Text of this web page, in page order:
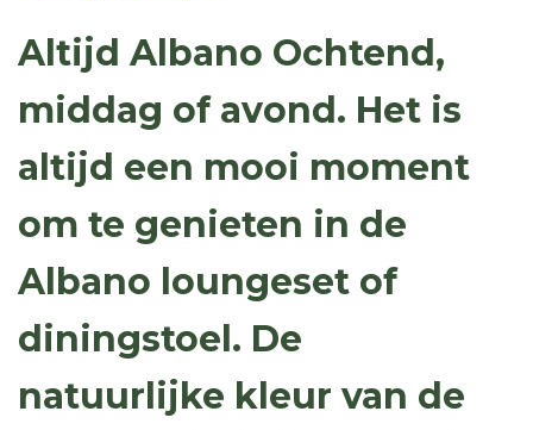
Altijd Albano Ochtend,
middag of avond. Het is
altijd een mooi moment
om te genieten in de
Albano loungeset of
diningstoel. De
natuurlijke kleur van de